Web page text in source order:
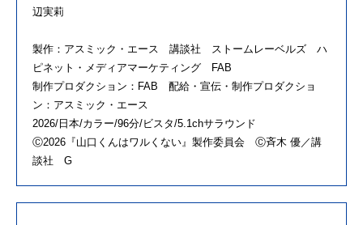
辺実莉
製作：アスミック・エース 講談社 ストームレーベルズ ハ
ピネット・メディアマーケティング FAB
制作プロダクション：FAB 配給・宣伝・制作プロダクショ
ン：アスミック・エース
2026/日本/カラー/96分/ビスタ/5.1chサラウンド
Ⓒ2026『山口くんはワルくない』製作委員会 Ⓒ斉木 優／講
談社 G